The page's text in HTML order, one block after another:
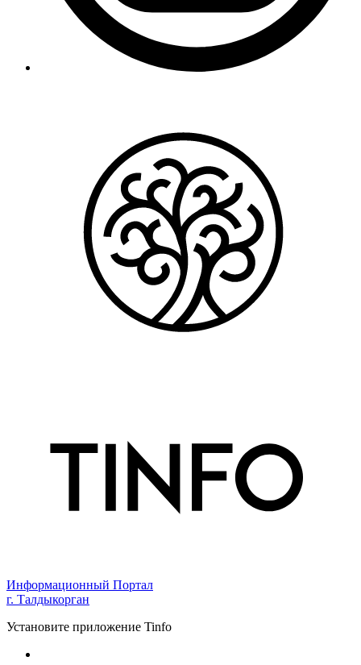
Информационный Портал
г. Талдыкорган
Установите приложение Tinfo